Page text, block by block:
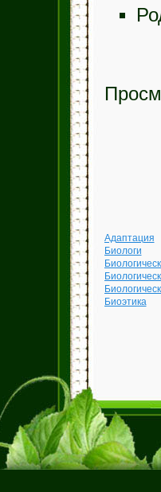
Адаптация
Биологи
Биоэтика